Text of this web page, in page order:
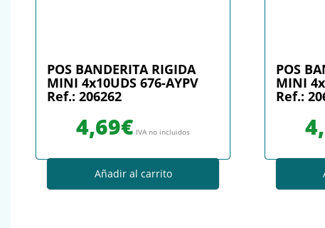
POS BANDERITA RIGIDA
MINI 4x10UDS 676-AYPV
Ref.: 206262
4,69€ IVA no incluidos
Añadir al carrito
POS
MINI
Ref.: